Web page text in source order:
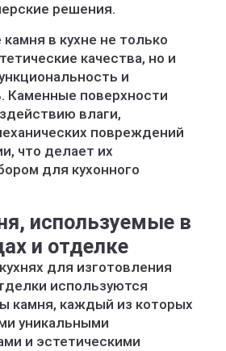
решения.
в кухне не только
качества, но и
и
Каменные поверхности
влаги,
повреждений
что делает их
для кухонного
используемые в
и отделке
для изготовления
используются
камня, каждый из которых
уникальными
и эстетическими